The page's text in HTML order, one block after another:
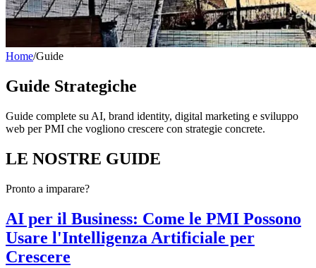
Home/Guide
Guide Strategiche
Guide complete su AI, brand identity, digital marketing e sviluppo
web per PMI che vogliono crescere con strategie concrete.
LE NOSTRE GUIDE
Pronto a imparare?
AI per il Business: Come le PMI Possono
Usare l'Intelligenza Artificiale per
Crescere